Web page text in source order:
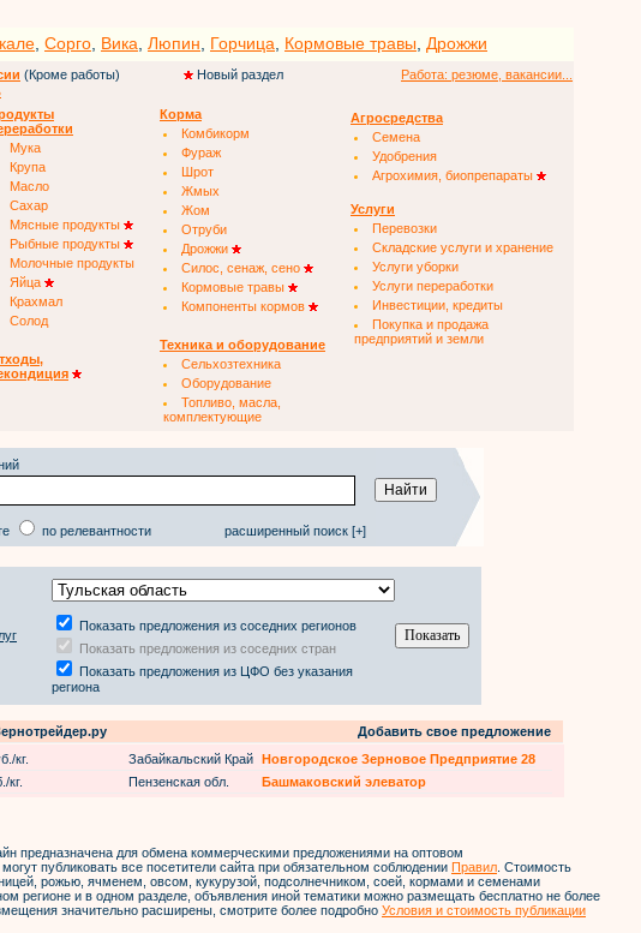
Сорго Вика Люпин Горчица Кормовые травы Дрожжи
(Кроме работы) Новый раздел
Работа: резюме, вакансии...
Мука
Крупа
Масло
Сахар
Мясные продукты
Рыбные продукты
Молочные продукты
Яйца
Крахмал
Солод
Корма
Комбикорм
Фураж
Шрот
Жмых
Жом
Отруби
Дрожжи
Силос, сенаж, сено
Кормовые травы
Компоненты кормов
Техника и оборудование
Сельхозтехника
Оборудование
Топливо, масла,
комплектующие
Агросредства
Семена
Удобрения
Агрохимия, биопрепараты
Услуги
Перевозки
Складские услуги и хранение
Услуги уборки
Услуги переработки
Инвестиции, кредиты
Покупка и продажа
предприятий и земли
по релевантности расширенный поиск [+]
Показать предложения из соседних регионов
Показать предложения из соседних стран
Показать предложения из ЦФО без указания
региона
Добавить свое предложение
кг. Забайкальский Край Новгородское Зерновое Предприятие 28
кг. Пензенская обл. Башмаковский элеватор
предназначена для обмена коммерческими предложениями на оптовом
публиковать все посетители сайта при обязательном соблюдении Правил . Стоимость
рожью, ячменем, овсом, кукурузой, подсолнечником, соей, кормами и семенами
регионе и в одном разделе, объявления иной тематики можно размещать бесплатно не более
значительно расширены, смотрите более подробно Условия и стоимость публикации